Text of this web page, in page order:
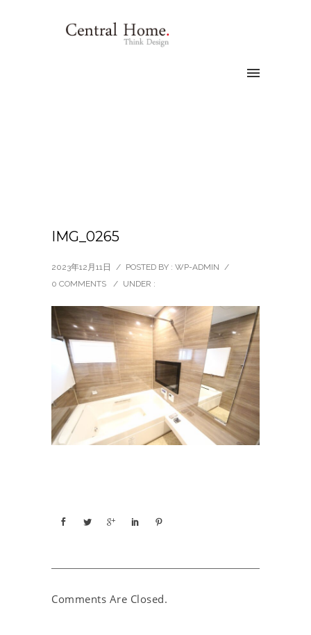
IMG_0265
2023年12月11日 / POSTED BY : WP-ADMIN /
0 COMMENTS
/ UNDER :
Comments Are Closed.